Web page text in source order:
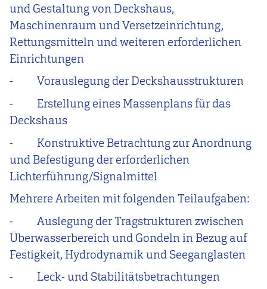
und Gestaltung von Deckshaus,
Maschinenraum und Versetzeinrichtung,
Rettungsmitteln und weiteren erforderlichen
Einrichtungen
-
Vorauslegung der Deckshausstrukturen
-
Erstellung eines Massenplans für das
Deckshaus
-
Konstruktive Betrachtung zur Anordnung
und Befestigung der erforderlichen
Lichterführung/Signalmittel
Mehrere Arbeiten mit folgenden Teilaufgaben:
-
Auslegung der Tragstrukturen zwischen
Überwasserbereich und Gondeln in Bezug auf
Festigkeit, Hydrodynamik und Seeganglasten
-
Leck- und Stabilitätsbetrachtungen